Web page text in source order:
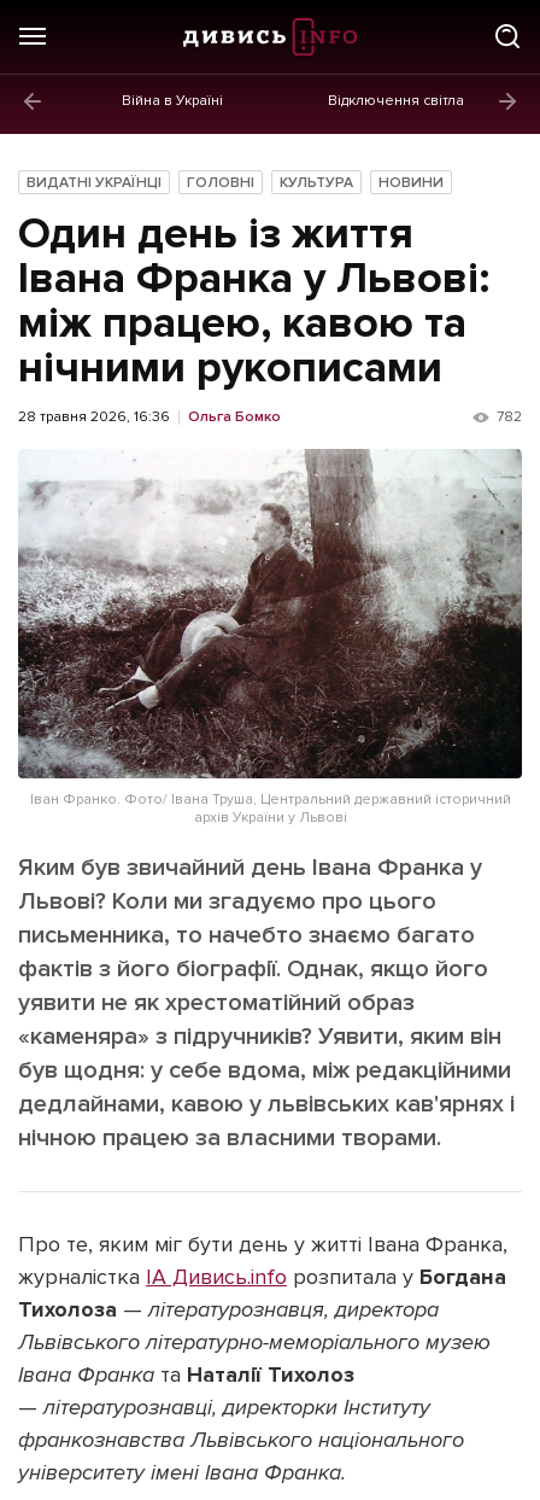
Війна в Україні Відключення світла
Новини
Політика
Економіка
Бізнес
Життя
Культура
Афіша
ІНШЕ
Інтерв'ю
Картки
Репортаж
Розслідування
Погляди
Ініціативи
Прес-релізи
Фото/Відео
Made in Lviv
[email protected]
Політика конфіденційності
Наші соц мережі
ВИДАТНІ УКРАЇНЦІ ГОЛОВНІ КУЛЬТУРА НОВИНИ
Один день із життя
Івана Франка у Львові:
між працею, кавою та
нічними рукописами
28 травня 2026, 16:36 Ольга Бомко 782
Іван Франко. Фото/ Івана Труша, Центральний державний історичний
архів України у Львові
Яким був звичайний день Івана Франка у
Львові? Коли ми згадуємо про цього
письменника, то начебто знаємо багато
фактів з його біографії. Однак, якщо його
уявити не як хрестоматійний образ
«каменяра» з підручників? Уявити, яким він
був щодня: у себе вдома, між редакційними
дедлайнами, кавою у львівських кав'ярнях і
нічною працею за власними творами.
Про те, яким міг бути день у житті Івана Франка,
журналістка ІА Дивись.іnfo розпитала у Богдана
Тихолоза —літературознавця, директора
Львівського літературно-меморіального музею
Івана Франка та Наталії Тихолоз
—літературознавці, директорки Інституту
франкознавства Львівського національного
університету імені Івана Франка.